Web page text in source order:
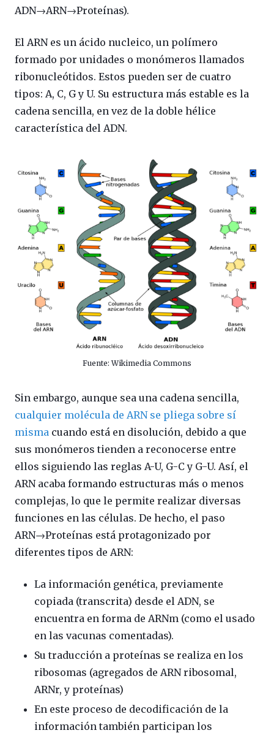
ADN→ARN→Proteínas).
El ARN es un ácido nucleico, un polímero
formado por unidades o monómeros llamados
ribonucleótidos. Estos pueden ser de cuatro
tipos: A, C, G y U. Su estructura más estable es la
cadena sencilla, en vez de la doble hélice
característica del ADN.
Fuente: Wikimedia Commons
Sin embargo, aunque sea una cadena sencilla,
cualquier molécula de ARN se pliega sobre sí
misma cuando está en disolución, debido a que
sus monómeros tienden a reconocerse entre
ellos siguiendo las reglas A-U, G-C y G-U. Así, el
ARN acaba formando estructuras más o menos
complejas, lo que le permite realizar diversas
funciones en las células. De hecho, el paso
ARN→Proteínas está protagonizado por
diferentes tipos de ARN:
La información genética, previamente
copiada (transcrita) desde el ADN, se
encuentra en forma de ARNm (como el usado
en las vacunas comentadas).
Su traducción a proteínas se realiza en los
ribosomas (agregados de ARN ribosomal,
ARNr, y proteínas)
En este proceso de decodificación de la
información también participan los